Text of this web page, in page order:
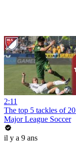
2:11
The top 5 tackles of
Major League Soccer
il y a 9 ans